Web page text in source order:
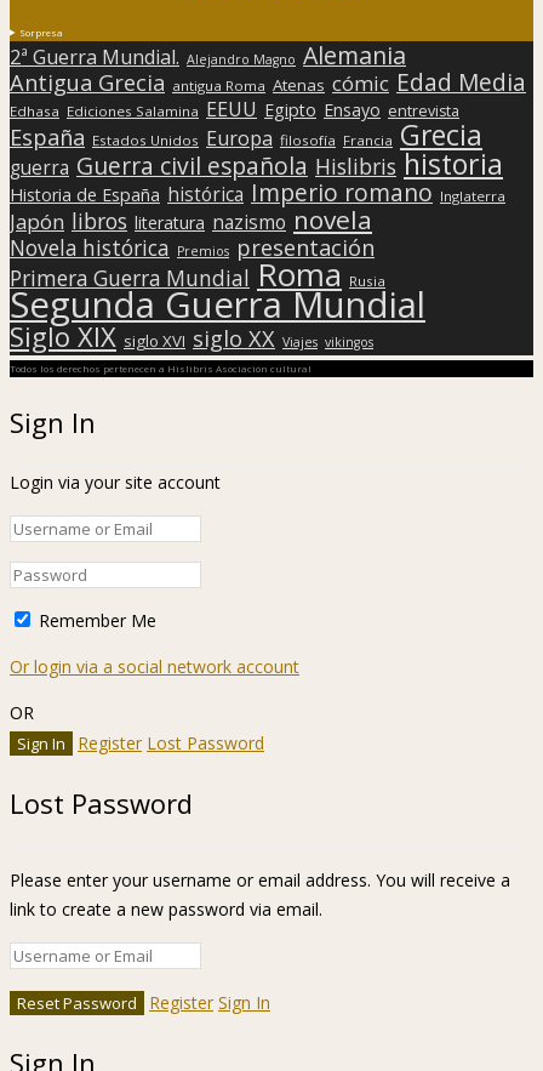
Sorpresa
2ª Guerra Mundial. Alejandro Magno Alemania
Antigua Grecia antigua Roma Atenas cómic Edad Media
Edhasa Ediciones Salamina EEUU Egipto Ensayo entrevista
España Estados Unidos Europa filosofía Francia Grecia
guerra Guerra civil española Hislibris historia
Historia de España histórica Imperio romano Inglaterra
Japón libros literatura nazismo novela
Novela histórica Premios presentación
Primera Guerra Mundial Roma Rusia
Segunda Guerra Mundial
Siglo XIX siglo XVI siglo XX Viajes vikingos
Todos los derechos pertenecen a Hislibris Asociación cultural
Sign In
Login via your site account
Remember Me
Or login via a social network account
OR
Register Lost Password
Lost Password
Please enter your username or email address. You will receive a
link to create a new password via email.
Register Sign In
Sign In